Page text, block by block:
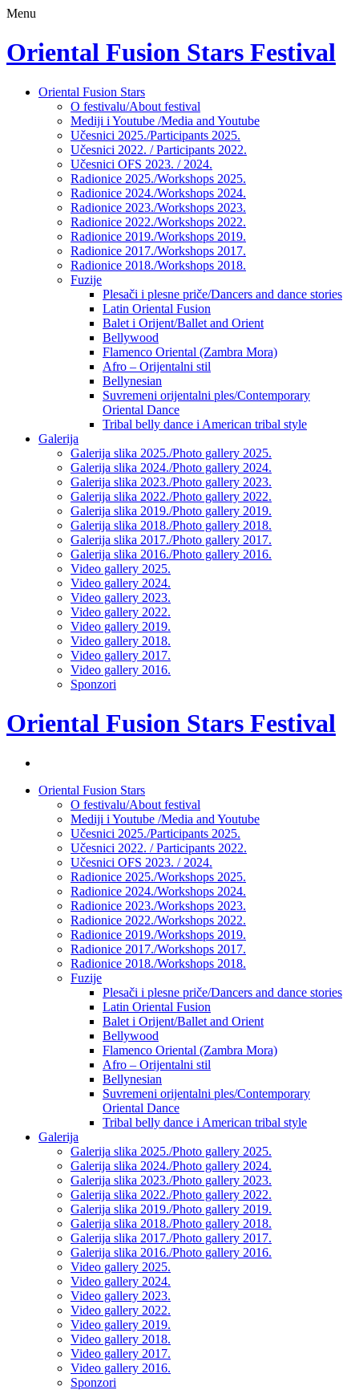
Menu
Oriental Fusion Stars Festival
Skip
Oriental Fusion Stars
O festivalu/About festival
Mediji i Youtube /Media and Youtube
Učesnici 2025./Participants 2025.
Učesnici 2022. / Participants 2022.
Učesnici OFS 2023. / 2024.
Radionice 2025./Workshops 2025.
Radionice 2024./Workshops 2024.
Radionice 2023./Workshops 2023.
Radionice 2022./Workshops 2022.
Radionice 2019./Workshops 2019.
Radionice 2017./Workshops 2017.
Radionice 2018./Workshops 2018.
Fuzije
Plesači i plesne priče/Dancers and dance stories
Latin Oriental Fusion
Balet i Orijent/Ballet and Orient
Bellywood
Flamenco Oriental (Zambra Mora)
Afro – Orijentalni stil
Bellynesian
Suvremeni orijentalni ples/Contemporary
Oriental Dance
Tribal belly dance i American tribal style
Galerija
Galerija slika 2025./Photo gallery 2025.
Galerija slika 2024./Photo gallery 2024.
Galerija slika 2023./Photo gallery 2023.
Galerija slika 2022./Photo gallery 2022.
Galerija slika 2019./Photo gallery 2019.
Galerija slika 2018./Photo gallery 2018.
Galerija slika 2017./Photo gallery 2017.
Galerija slika 2016./Photo gallery 2016.
Video gallery 2025.
Video gallery 2024.
Video gallery 2023.
Video gallery 2022.
Video gallery 2019.
Video gallery 2018.
Video gallery 2017.
Video gallery 2016.
Sponzori
Oriental Fusion Stars Festival
festivala
Skip
Oriental Fusion Stars
O festivalu/About festival
Mediji i Youtube /Media and Youtube
Učesnici 2025./Participants 2025.
Učesnici 2022. / Participants 2022.
Učesnici OFS 2023. / 2024.
Radionice 2025./Workshops 2025.
Radionice 2024./Workshops 2024.
Radionice 2023./Workshops 2023.
Radionice 2022./Workshops 2022.
Radionice 2019./Workshops 2019.
Radionice 2017./Workshops 2017.
Radionice 2018./Workshops 2018.
Fuzije
Plesači i plesne priče/Dancers and dance stories
Latin Oriental Fusion
Balet i Orijent/Ballet and Orient
Bellywood
Flamenco Oriental (Zambra Mora)
Afro – Orijentalni stil
Bellynesian
Suvremeni orijentalni ples/Contemporary
Oriental Dance
Tribal belly dance i American tribal style
Galerija
Galerija slika 2025./Photo gallery 2025.
Galerija slika 2024./Photo gallery 2024.
Galerija slika 2023./Photo gallery 2023.
Galerija slika 2022./Photo gallery 2022.
Galerija slika 2019./Photo gallery 2019.
Galerija slika 2018./Photo gallery 2018.
Galerija slika 2017./Photo gallery 2017.
Galerija slika 2016./Photo gallery 2016.
Video gallery 2025.
Video gallery 2024.
Video gallery 2023.
Video gallery 2022.
Video gallery 2019.
Video gallery 2018.
Video gallery 2017.
Video gallery 2016.
Sponzori